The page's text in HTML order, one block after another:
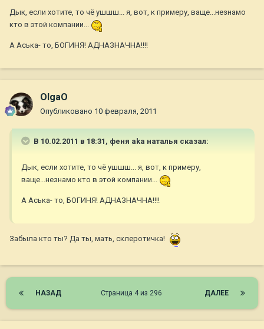
Дык, если хотите, то чё ушшш... я, вот, к примеру, ваще...незнамо
кто в этой компании...
А Аська- то, БОГИНЯ! АДНАЗНАЧНА!!!!
OlgaO
Опубликовано 10 февраля, 2011
В 10.02.2011 в 18:31, феня aka наталья сказал:
Дык, если хотите, то чё ушшш... я, вот, к примеру,
ваще...незнамо кто в этой компании...
А Аська- то, БОГИНЯ! АДНАЗНАЧНА!!!!
Забыла кто ты? Да ты, мать, склеротичка!
НАЗАД ДАЛЕЕ
Страница 4 из 296